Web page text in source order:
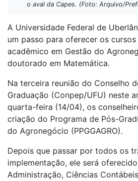
o aval da Capes. (Foto: Arquivo/
A Universidade Federal de
um passo para oferecer os
acadêmico em Gestão do
doutorado em Matemática.
Na terceira reunião do Conselho
Graduação (Conpep/UFU) neste
quarta-feira (14/04), os
criação do Programa de Pós-
do Agronegócio (PPGGAGRO).
Depois que passar por todos os
implementação, ele será
Administração, Ciências